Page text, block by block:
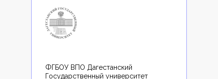
ФГБОУ ВПО Дагестанский
Государственный университет